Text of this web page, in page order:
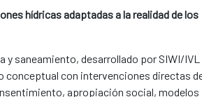
hídricas adaptadas a la realidad de los
y saneamiento, desarrollado por SIWI/IVL
conceptual con intervenciones directas
apropiación social, modelos